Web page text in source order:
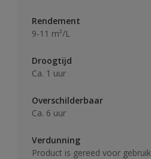
Rendement
9-11 m²/L
Droogtijd
Ca. 1 uur
Overschilderbaar
Ca. 6 uur
Verdunning
Product is gereed voor gebruik